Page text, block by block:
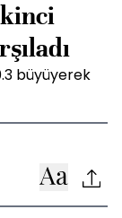
büyüyerek